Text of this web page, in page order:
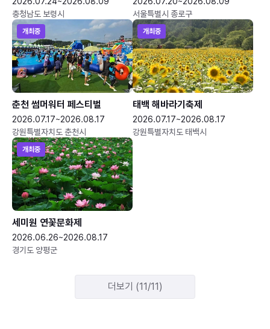
충청남도 보령시
서울특별시 종로구
개최중
춘천 썸머워터 페스티벌
2026.07.17~2026.08.17
강원특별자치도 춘천시
개최중
태백 해바라기축제
2026.07.17~2026.08.17
강원특별자치도 태백시
개최중
세미원 연꽃문화제
2026.06.26~2026.08.17
경기도 양평군
더보기 (11/11)